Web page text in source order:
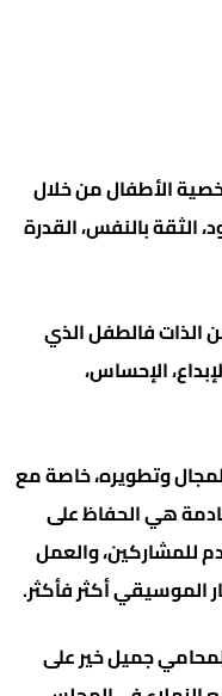
الأطفال من خلال
الثقة بالنفس، القدرة
فالطفل الذي
الإحساس،
وتطويره، خاصة مع
هي الحفاظ على
للمشاركين، والعمل
أكثر فأكثر.
جميل خير على